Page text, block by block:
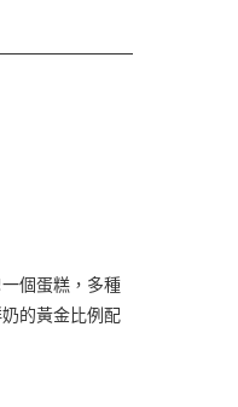
個蛋糕，多種
的黃金比例配